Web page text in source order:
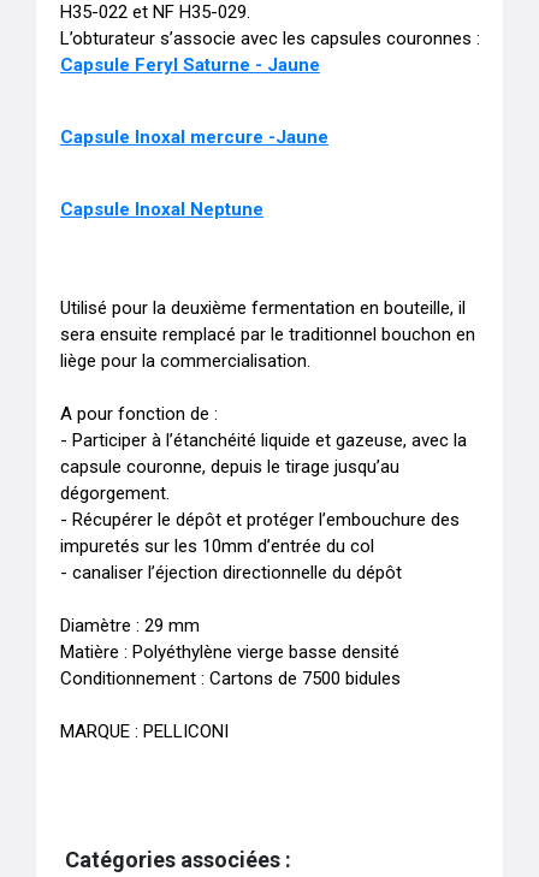
H35-022 et NF H35-029.
Capsule Feryl Saturne - Jaune
Capsule Inoxal mercure -Jaune
Capsule Inoxal Neptune
Utilisé pour la deuxième fermentation en bouteille, il
sera ensuite remplacé par le traditionnel bouchon en
liège pour la commercialisation.
A pour fonction de :
- Participer à l’étanchéité liquide et gazeuse, avec la
capsule couronne, depuis le tirage jusqu’au
dégorgement.
- Récupérer le dépôt et protéger l’embouchure des
impuretés sur les 10mm d’entrée du col
- canaliser l’éjection directionnelle du dépôt
Diamètre : 29 mm
Matière : Polyéthylène vierge basse densité
Conditionnement : Cartons de 7500 bidules
MARQUE : PELLICONI
Catégories associées :